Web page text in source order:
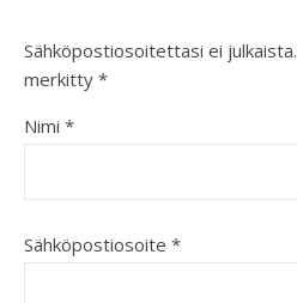
Sähköpostiosoitettasi ei julkaista.
merkitty *
Nimi *
Sähköpostiosoite *